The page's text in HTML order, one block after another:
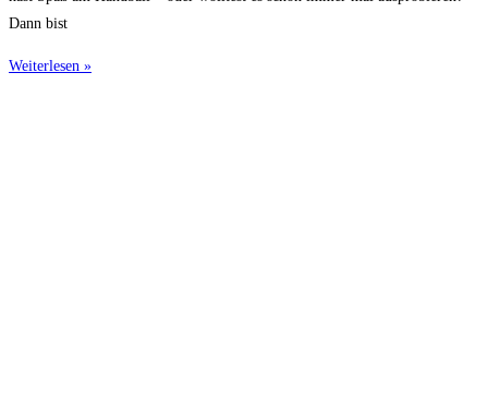
Dann bist
Weiterlesen »